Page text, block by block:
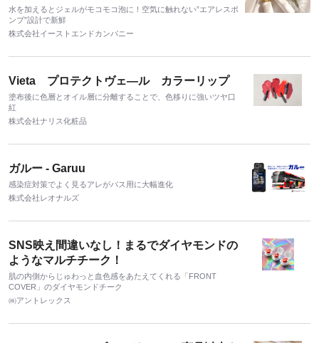
水を加えるとジェルがモコモコ泡に！空気に触れない”エアレスポ
ンプ”設計で新鮮
株式会社イーストエンドカンパニー
Vieta プロテクトヴェ―ル カラーリップ
塗布後に色層とオイル層に分離することで、色移りに強いツヤ口
紅
株式会社ナリス化粧品
ガルー - Garuu
感染症対策でよく見るアレがバス用に大幅進化
株式会社レオナルズ
SNS映え間違いなし！まるでダイヤモンドの
ようなマルチチーク！
肌の内側からじゅわっと血色感をあたえてくれる「FRONT
COVER」のダイヤモンドチーク
㈱アントレックス